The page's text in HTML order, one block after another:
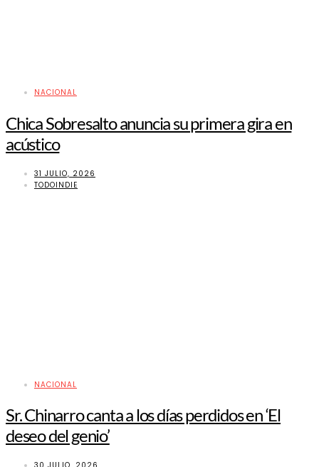
NACIONAL
Chica Sobresalto anuncia su primera gira en
acústico
31 JULIO, 2026
TODOINDIE
NACIONAL
Sr. Chinarro canta a los días perdidos en ‘El
deseo del genio’